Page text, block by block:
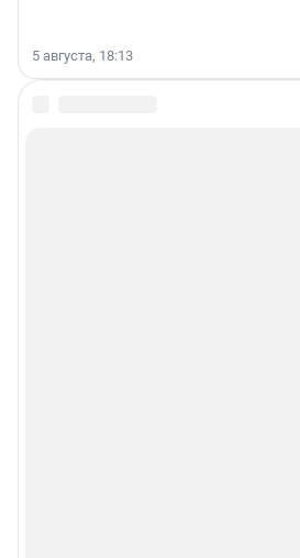
5 августа, 18:13